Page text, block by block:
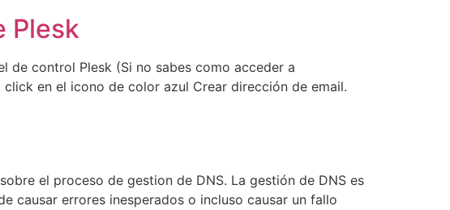
Plesk
de control Plesk (Si no sabes como acceder a
en el icono de color azul Crear dirección de email.
el proceso de gestion de DNS. La gestión de DNS es
causar errores inesperados o incluso causar un fallo